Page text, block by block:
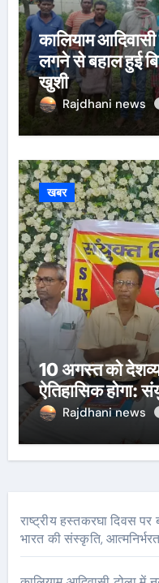
कालियाम आदिवासी
लगने से बहाल हुई
खुशी
Rajdhani news
खबर
10 अगस्त को
ऐतिहासिक होगा:
Rajdhani news
राष्ट्रीय हस्तकरघा दिवस
भारत की संस्कृति,